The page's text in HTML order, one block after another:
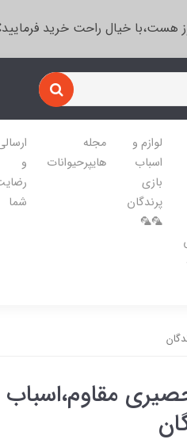
خیال راحت خرید
لوازم و
اسباب
بازی
پرندگان
🦜🦜
مجله
هایپرحیوانات
و
شما